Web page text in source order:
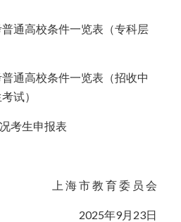
通高校条件一览表（专科层
高校条件一览表（招收中
试）
考生申报表
上 海 市 教 育 委 员 会
2025年9月23日